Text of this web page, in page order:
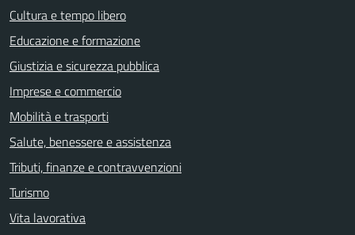
Cultura e tempo libero
Educazione e formazione
Giustizia e sicurezza pubblica
Imprese e commercio
Mobilità e trasporti
Salute, benessere e assistenza
Tributi, finanze e contravvenzioni
Turismo
Vita lavorativa